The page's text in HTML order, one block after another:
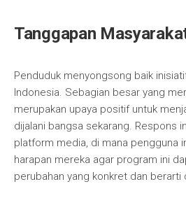
Tanggapan
Penduduk menyongsong baik
Indonesia. Sebagian besar yang
merupakan upaya positif untuk
dijalani bangsa sekarang. Respons
platform media, di mana pengguna
harapan mereka agar program ini
perubahan yang konkret dan berarti